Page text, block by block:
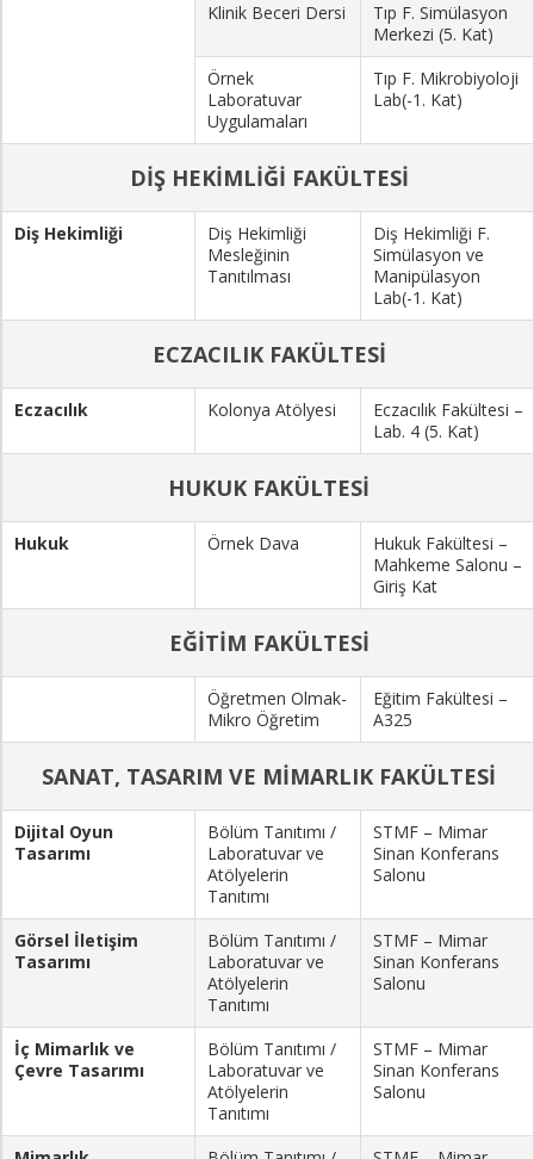
Klinik Beceri Dersi
Tıp F. Simülasyon
Merkezi (5. Kat)
Örnek
Laboratuvar
Uygulamaları
Tıp F. Mikrobiyoloji
Lab(-1. Kat)
DİŞ HEKİMLİĞİ FAKÜLTESİ
Diş Hekimliği
Diş Hekimliği
Mesleğinin
Tanıtılması
Diş Hekimliği F.
Simülasyon ve
Manipülasyon
Lab(-1. Kat)
ECZACILIK FAKÜLTESİ
Eczacılık Kolonya Atölyesi
Eczacılık Fakültesi –
Lab. 4 (5. Kat)
HUKUK FAKÜLTESİ
Hukuk Örnek Dava
Hukuk Fakültesi –
Mahkeme Salonu –
Giriş Kat
EĞİTİM FAKÜLTESİ
Öğretmen Olmak-
Mikro Öğretim
Eğitim Fakültesi –
A325
SANAT, TASARIM VE MİMARLIK FAKÜLTESİ
Dijital Oyun
Tasarımı
Bölüm Tanıtımı /
Laboratuvar ve
Atölyelerin
Tanıtımı
STMF – Mimar
Sinan Konferans
Salonu
Görsel İletişim
Tasarımı
Bölüm Tanıtımı /
Laboratuvar ve
Atölyelerin
Tanıtımı
STMF – Mimar
Sinan Konferans
Salonu
İç Mimarlık ve
Çevre Tasarımı
Bölüm Tanıtımı /
Laboratuvar ve
Atölyelerin
Tanıtımı
STMF – Mimar
Sinan Konferans
Salonu